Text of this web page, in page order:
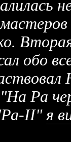
Вторая
обо
"На Ра
II"я